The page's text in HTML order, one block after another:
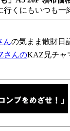
くにもいつも
んの気まま散財日
さんのKAZ兄チャ